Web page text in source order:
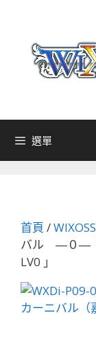
選單
首頁 /WIXOSS
バル ―０―「
LV0 」